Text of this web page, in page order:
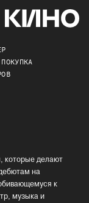
которые делают
на
к
музыка и